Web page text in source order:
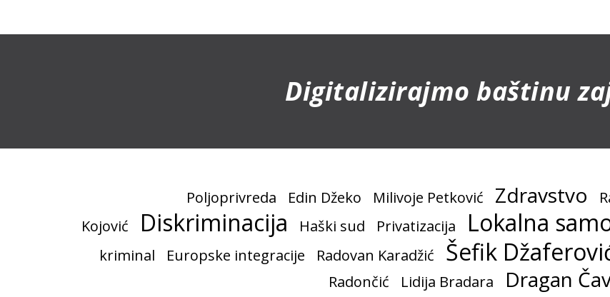
Digitalizirajmo baštinu
Poljoprivreda Edin Džeko Milivoje Petković Zdravstvo
Kojović
Diskriminacija Haški sud Privatizacija Lokalna
kriminal
Europske integracije Radovan Karadžić Šefik
Radončić
Lidija Bradara Dragan